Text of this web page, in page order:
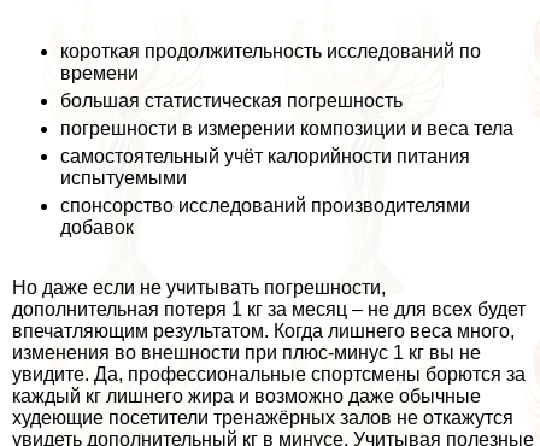
короткая продолжительность исследований по
времени
большая статистическая погрешность
погрешности в измерении композиции и веса тела
самостоятельный учёт калорийности питания
испытуемыми
спонсорство исследований производителями
добавок
Но даже если не учитывать погрешности,
дополнительная потеря 1 кг за месяц – не для всех будет
впечатляющим результатом. Когда лишнего веса много,
изменения во внешности при плюс-минус 1 кг вы не
увидите. Да, профессиональные спортсмены борются за
каждый кг лишнего жира и возможно даже обычные
худеющие посетители тренажёрных залов не откажутся
увидеть дополнительный кг в минусе. Учитывая полезные